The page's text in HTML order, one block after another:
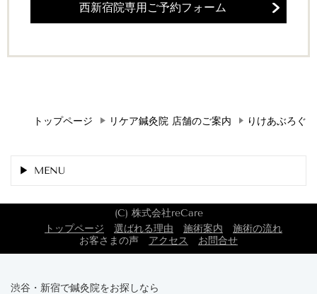
西新宿院専用ご予約フォーム
トップページ リケア鍼灸院 店舗のご案内 りけあぶろぐ
MENU
(C) 株式会社reCare
トップページ
選ばれる理由 施術案内
施術の流れ
お客さまの声
アクセス お問合せ
渋谷・新宿で鍼灸院をお探しなら